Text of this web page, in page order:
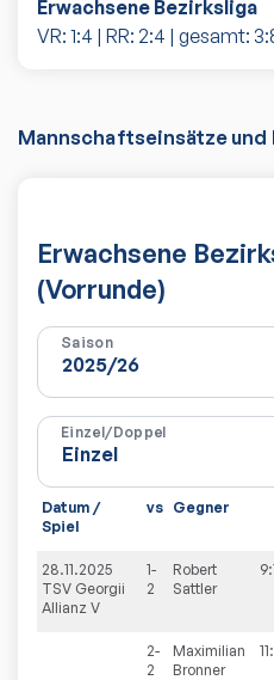
Erwachsene Bezirksliga
VR: 1:4 | RR: 2:4 | gesamt: 3:
Mannschaftseinsätze und
Erwachsene
(Vorrunde)
Saison
Einzel/Doppel
Datum /
Spiel
vs Gegner
28.11.2025
TSV Georgii
Allianz V
1-
2
Robert
Sattler
2-
2
Maximilian
Bronner